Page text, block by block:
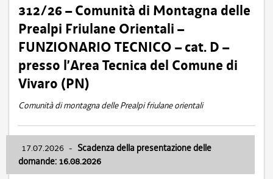
312/26 – Comunità di Montagna delle
Prealpi Friulane Orientali –
FUNZIONARIO TECNICO – cat. D –
presso l’Area Tecnica del Comune di
Vivaro (PN)
Comunità di montagna delle Prealpi friulane orientali
17.07.2026 - Scadenza della presentazione delle
domande: 16.08.2026